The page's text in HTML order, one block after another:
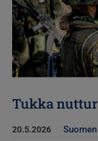
Tukka
20.5.2026